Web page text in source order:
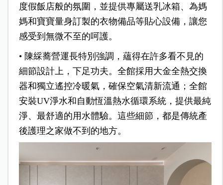
度假飯店般的氛圍，並提供專屬送乳冰箱、為媽
媽和寶寶量身訂製的衣物備品等貼心設備，讓您
感受到無微不至的呵護。
• 陳綵蕎營運長特別強調，蘊得在許多看不見的
細節設計上，下足功夫。全館採用大金全熱交換
器和獨立遙控冷暖氣，確保空氣清新流通；全館
安裝UV淨水和自動恆溫熱水循環系統，提供最純
淨、最舒適的用水體驗。這些細節，都是傳統產
後護理之家做不到的地方。